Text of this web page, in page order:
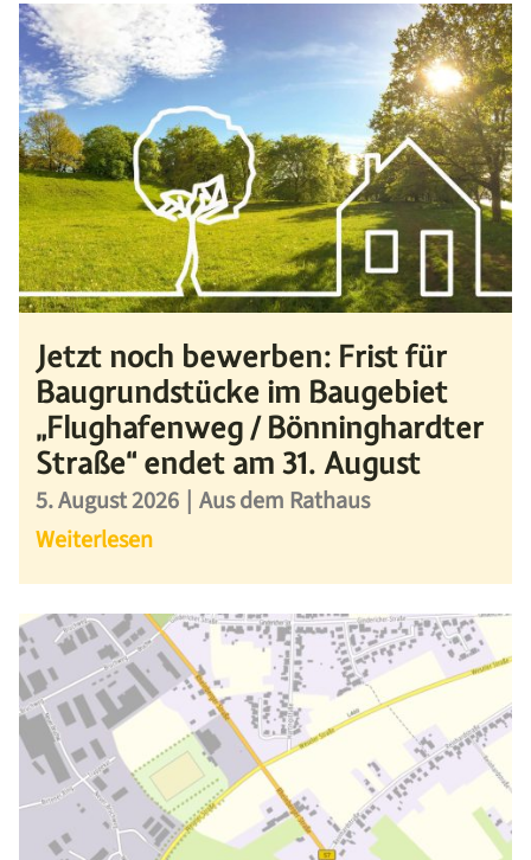
Jetzt noch bewerben: Frist für
Baugrundstücke im Baugebiet
„Flughafenweg / Bönninghardter
Straße“ endet am 31. August
5. August 2026 | Aus dem Rathaus
Weiterlesen